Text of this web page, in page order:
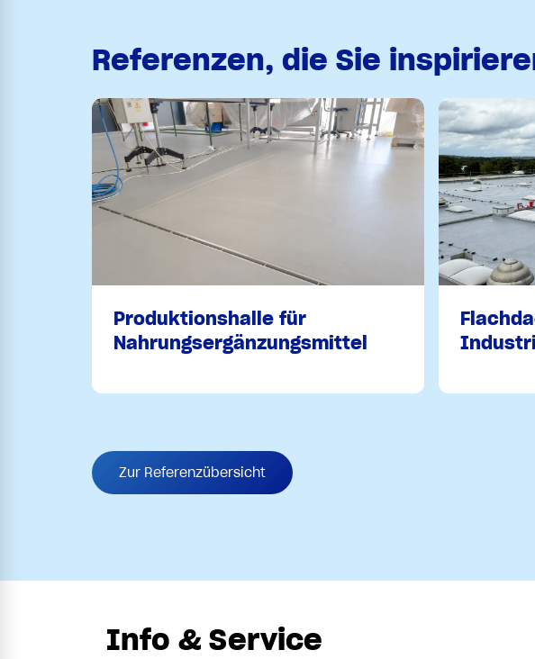
Referenzen, die Sie
Produktionshalle für
Nahrungsergänzungsmittel
Zur Referenzübersicht
Info & Service